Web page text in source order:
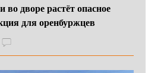
во дворе растёт опасное
для оренбуржцев